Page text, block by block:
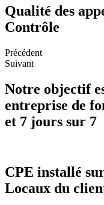
Qualité des
Contrôle
Précédent
Suivant
Notre objectif
entreprise de
et 7 jours sur 7
CPE installé
Locaux du